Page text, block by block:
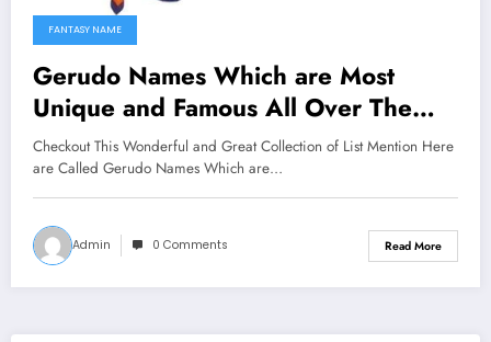
FANTASY NAME
Gerudo Names Which are Most
Unique and Famous All Over The
Worlds
Checkout This Wonderful and Great Collection of List Mention Here
are Called Gerudo Names Which are…
Admin 0 Comments Read More